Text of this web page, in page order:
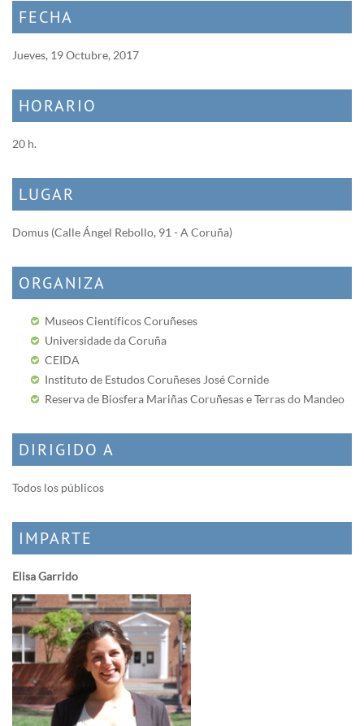
FECHA
Jueves, 19 Octubre, 2017
HORARIO
20 h.
LUGAR
Domus (Calle Ángel Rebollo, 91 - A Coruña)
ORGANIZA
Museos Científicos Coruñeses
Universidade da Coruña
CEIDA
Instituto de Estudos Coruñeses José Cornide
Reserva de Biosfera Mariñas Coruñesas e Terras do Mandeo
DIRIGIDO A
Todos los públicos
IMPARTE
Elisa Garrido